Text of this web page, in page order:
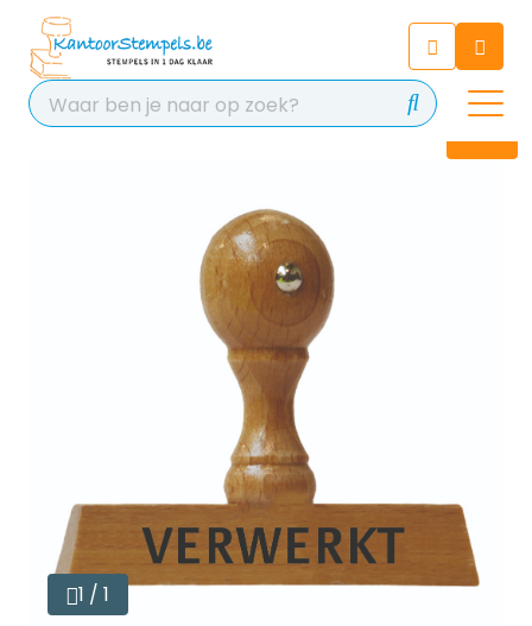
Chat 24/7 met onze chatbot
voor hulp
Contact
1 / 1